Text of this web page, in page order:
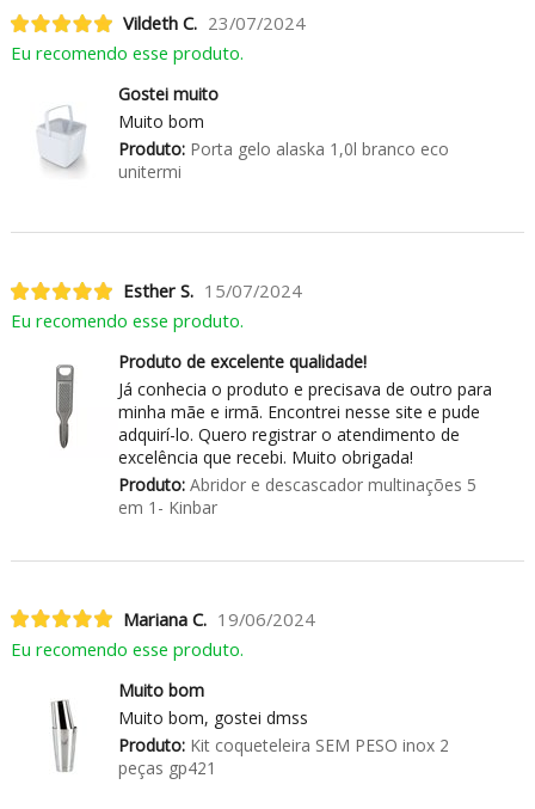
Vildeth C. 23/07/2024
Eu recomendo esse produto.
Gostei muito
Muito bom
Produto:Porta gelo alaska 1,0l branco eco
unitermi
Esther S. 15/07/2024
Eu recomendo esse produto.
Produto de excelente qualidade!
Já conhecia o produto e precisava de outro para
minha mãe e irmã. Encontrei nesse site e pude
adquirí-lo. Quero registrar o atendimento de
excelência que recebi. Muito obrigada!
Produto:Abridor e descascador multinações 5
em 1- Kinbar
Mariana C. 19/06/2024
Eu recomendo esse produto.
Muito bom
Muito bom, gostei dmss
Produto:Kit coqueteleira SEM PESO inox 2
peças gp421